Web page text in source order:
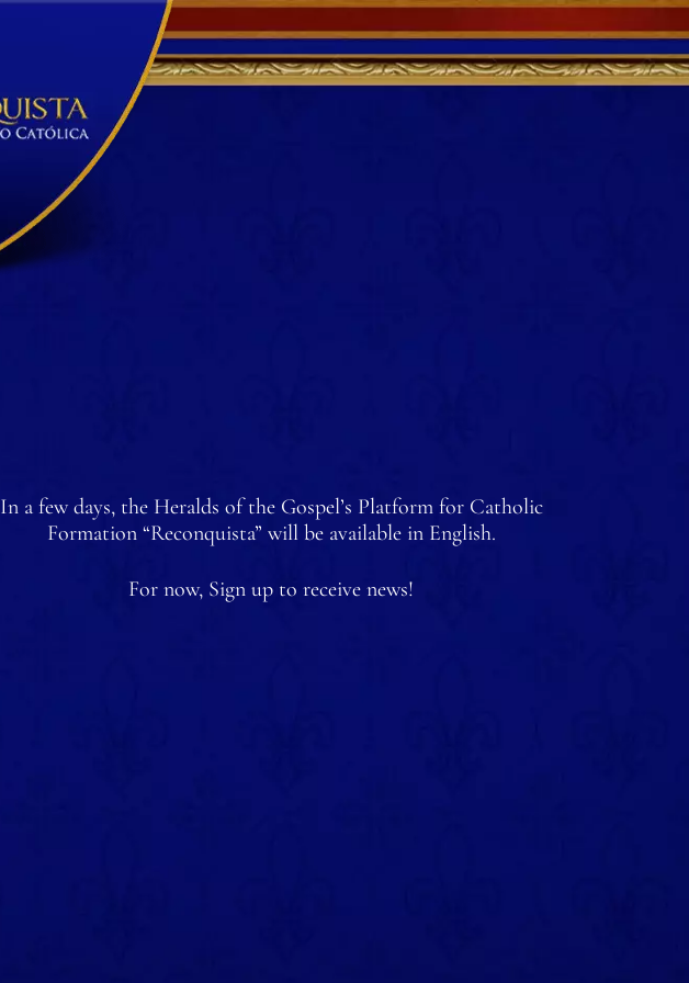
In a few days, the Heralds of the Gospel’s Platform for Catholic
Formation “Reconquista” will be available in English.
For now, Sign up to receive news!